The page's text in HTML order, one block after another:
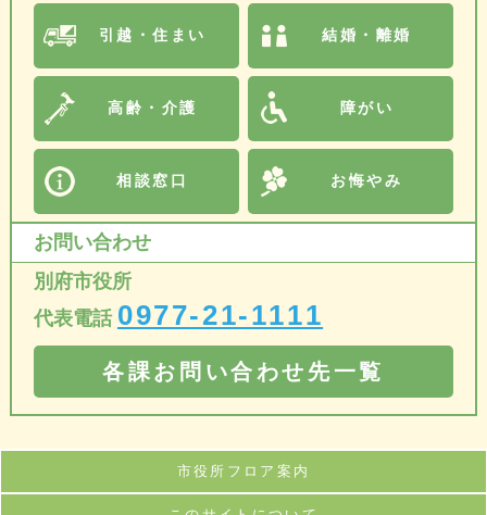
引越・住まい 結婚・離婚
高齢・介護 障がい
相談窓口 お悔やみ
お問い合わせ
別府市役所
代表電話 0977-21-1111
各課お問い合わせ先一覧
市役所フロア案内